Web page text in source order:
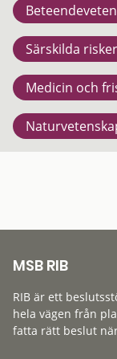
Särskilda risker
Medicin och
MSB RIB
RIB är ett
hela vägen från
fatta rätt beslut